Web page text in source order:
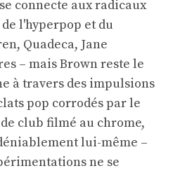
connecte aux radicaux
l'hyperpop et du
Quadeca, Jane
– mais Brown reste le
à travers des impulsions
pop corrodés par le
club filmé au chrome,
lui-même –
ne se